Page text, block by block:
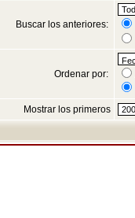
Buscar los anteriores:
Ordenar por:
Mostrar los primeros